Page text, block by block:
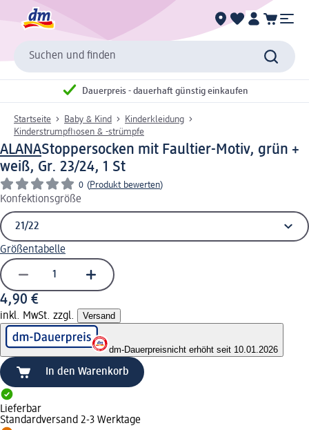
Suchen und finden
Dauerpreis - dauerhaft günstig einkaufen
Startseite Baby & Kind
Kinderkleidung
Kinderstrumpfhosen & -strümpfe
ALANAStoppersocken mit Faultier-Motiv, grün +
weiß, Gr. 23/24, 1 St
0 (Produkt bewerten)
Konfektionsgröße
Größentabelle
4,90 €
inkl. MwSt. zzgl. Versand
dm-Dauerpreisnicht erhöht seit 10.01.2026
In den Warenkorb
Lieferbar
Standardversand 2-3 Werktage